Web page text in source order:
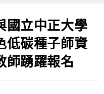
國立中正大學
低碳種子師資
師踴躍報名